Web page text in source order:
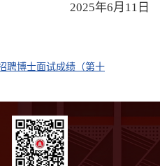
2025年6月11日
聘博士面试成绩（第十